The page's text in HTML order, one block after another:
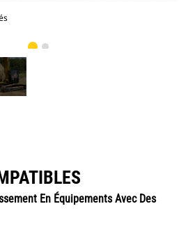
En Équipements Avec Des